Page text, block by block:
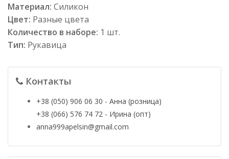
Материал: Силикон
Цвет: Разные цвета
Количество в наборе: 1 шт.
Тип: Рукавица
Контакты
+38 (050) 906 06 30 - Анна (розница)
+38 (066) 576 74 72 - Ирина (опт)
anna999apelsin@gmail.com